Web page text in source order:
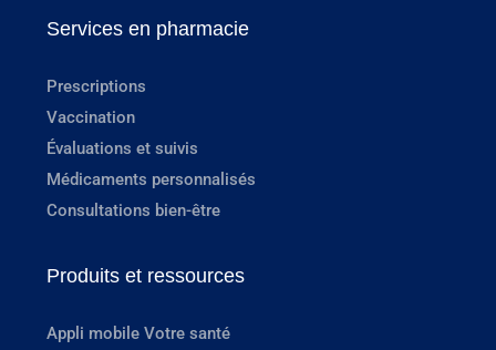
Services en pharmacie
Prescriptions
Vaccination
Évaluations et suivis
Médicaments personnalisés
Consultations bien-être
Produits et ressources
Appli mobile Votre santé